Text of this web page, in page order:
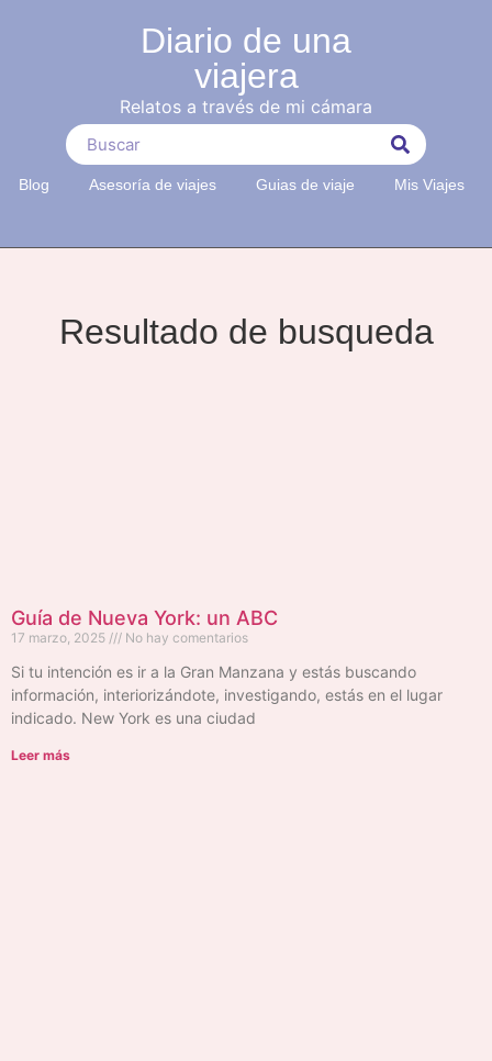
Diario de una
viajera
Relatos a través de mi cámara
Blog Asesoría de viajes Guias de viaje Mis Viajes
Resultado de busqueda
Guía de Nueva York: un ABC
17 marzo, 2025 No hay comentarios
Si tu intención es ir a la Gran Manzana y estás buscando
información, interiorizándote, investigando, estás en el lugar
indicado. New York es una ciudad
Leer más